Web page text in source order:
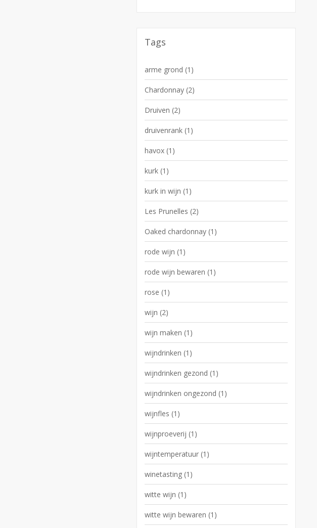
Tags
arme grond (1)
Chardonnay (2)
Druiven (2)
druivenrank (1)
havox (1)
kurk (1)
kurk in wijn (1)
Les Prunelles (2)
Oaked chardonnay (1)
rode wijn (1)
rode wijn bewaren (1)
rose (1)
wijn (2)
wijn maken (1)
wijndrinken (1)
wijndrinken gezond (1)
wijndrinken ongezond (1)
wijnfles (1)
wijnproeverij (1)
wijntemperatuur (1)
winetasting (1)
witte wijn (1)
witte wijn bewaren (1)